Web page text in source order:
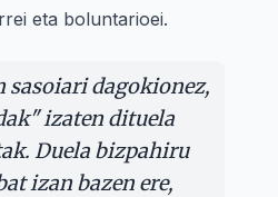
eta boluntarioei.
dagokionez,
izaten dituela
Duela bizpahiru
izan bazen ere,